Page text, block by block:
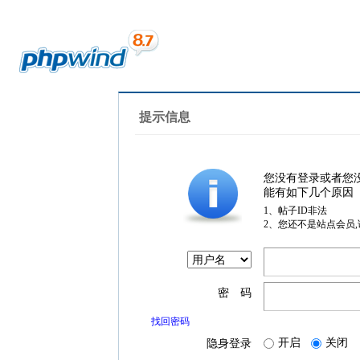
提示信息
您没有登录或者您
能有如下几个原因
1、帖子ID非法
2、您还不是站点会员
密 码
找回密码
隐身登录 开启 关闭